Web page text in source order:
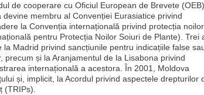
de cooperare cu Oficiul European de Brevete
membru al Convenției Eurasiatice privind
la Convenția internațională privind protecția noilor
pentru Protecția Noilor Soiuri de Plante). Trei
Madrid privind sancțiunile pentru indicațiile false
și la Aranjamentul de la Lisabona privind
internațională a acestora. În 2001, Moldova
și, implicit, la Acordul privind aspectele drepturilor
(TRIPs).